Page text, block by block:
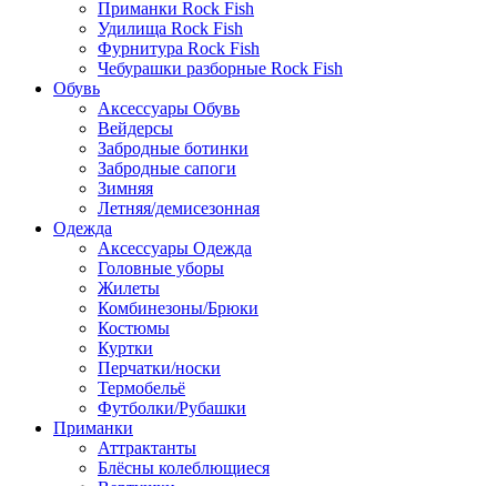
Приманки Rock Fish
Удилища Rock Fish
Фурнитура Rock Fish
Чебурашки разборные Rock Fish
Обувь
Аксессуары Обувь
Вейдерсы
Забродные ботинки
Забродные сапоги
Зимняя
Летняя/демисезонная
Одежда
Аксессуары Одежда
Головные уборы
Жилеты
Комбинезоны/Брюки
Костюмы
Куртки
Перчатки/носки
Термобельё
Футболки/Рубашки
Приманки
Аттрактанты
Блёсны колеблющиеся